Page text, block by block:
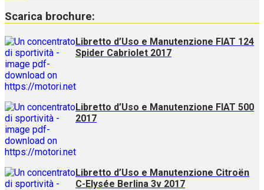
Scarica brochure:
Libretto d’Uso e Manutenzione FIAT 124
Spider Cabriolet 2017
Libretto d’Uso e Manutenzione FIAT 500
2017
Libretto d’Uso e Manutenzione Citroën
C-Elysée Berlina 3v 2017